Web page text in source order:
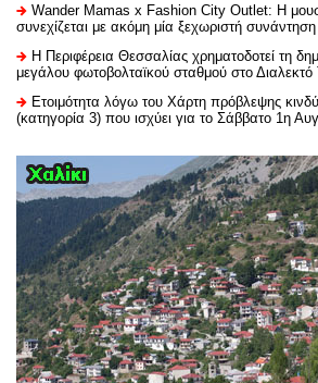
Wander Mamas x Fashion City Outlet: Η
συνεχίζεται με ακόμη μία ξεχωριστή συνάντηση
H Περιφέρεια Θεσσαλίας χρηματοδοτεί τη
μεγάλου φωτοβολταϊκού σταθμού στο
Ετοιμότητα λόγω του Χάρτη πρόβλεψης
(κατηγορία 3) που ισχύει για το Σάββατο 1η